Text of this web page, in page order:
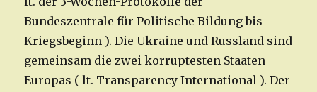
Bundeszentrale für Politische Bildung bis
Kriegsbeginn ). Die Ukraine und Russland sind
gemeinsam die zwei korruptesten Staaten
Europas ( lt. Transparency International ). Der